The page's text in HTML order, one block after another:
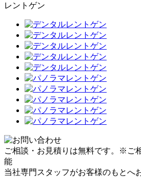
レントゲン
ご相談・お見積りは無料です。
※ご
能
当社専門スタッフがお客様のもとへ